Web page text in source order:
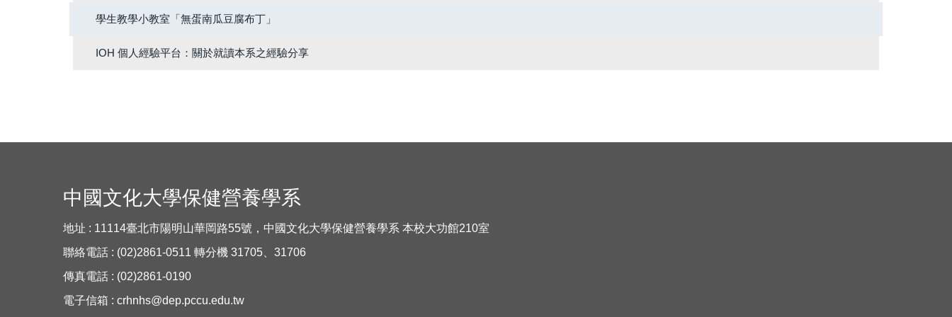
學生教學小教室「無蛋南瓜豆腐布丁」
IOH 個人經驗平台：關於就讀本系之經驗分享
中國文化大學保健營養學系
地址 : 11114臺北市陽明山華岡路55號，中國文化大學保健營養學系 本校大功館210室
聯絡電話 : (02)2861-0511 轉分機 31705、31706
傳真電話 : (02)2861-0190
電子信箱 : crhnhs@dep.pccu.edu.tw